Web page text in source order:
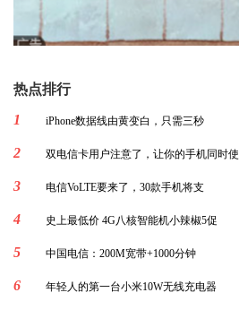
热点排行
1
iPhone数据线由黄变白，只需三秒
2 双电信卡用户注意了，让你的手机同时使
3 电信VoLTE要来了，30款手机将支
4 史上最低价 4G八核智能机小辣椒5促
5 中国电信：200M宽带+1000分钟
6 年轻人的第一台小米10W无线充电器